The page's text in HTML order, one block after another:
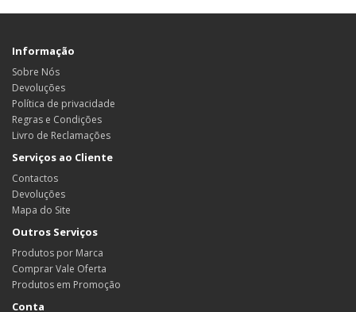
Informação
Sobre Nós
Devoluções
Política de privacidade
Regras e Condições
Livro de Reclamações
Serviços ao Cliente
Contactos
Devoluções
Mapa do Site
Outros Serviços
Produtos por Marca
Comprar Vale Oferta
Produtos em Promoção
Conta